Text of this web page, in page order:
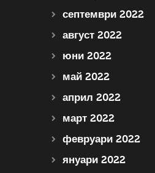
септември 2022
август 2022
юни 2022
май 2022
април 2022
март 2022
февруари 2022
януари 2022